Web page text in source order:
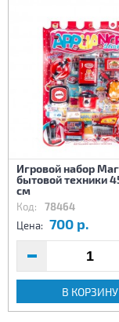
Игровой набор
бытовой техники
см
Код: 78464
Цена: 700 р.
В КОРЗИНУ